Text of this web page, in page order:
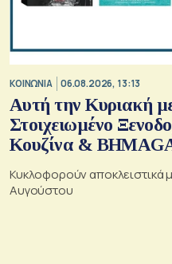
ΚΟΙΝΩΝΙΑ 06.08.2026, 13:13
Αυτή την Κυριακή
Στοιχειωμένο
Κουζίνα &
Κυκλοφορούν αποκλειστικά
Αυγούστου